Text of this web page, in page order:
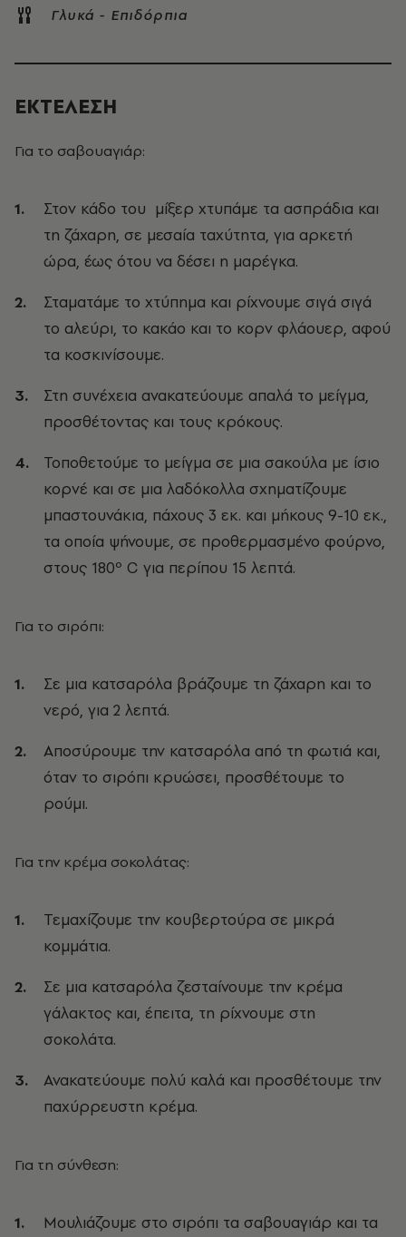
Γλυκά - Επιδόρπια
ΕΚΤΕΛΕΣΗ
Για το σαβουαγιάρ:
Στον κάδο του μίξερ χτυπάμε τα ασπράδια και
τη ζάχαρη, σε μεσαία ταχύτητα, για αρκετή
ώρα, έως ότου να δέσει η μαρέγκα.
Σταματάμε το χτύπημα και ρίχνουμε σιγά σιγά
το αλεύρι, το κακάο και το κορν φλάουερ, αφού
τα κοσκινίσουμε.
Στη συνέχεια ανακατεύουμε απαλά το μείγμα,
προσθέτοντας και τους κρόκους.
Τοποθετούμε το μείγμα σε μια σακούλα με ίσιο
κορνέ και σε μια λαδόκολλα σχηματίζουμε
μπαστουνάκια, πάχους 3 εκ. και μήκους 9-10 εκ.,
τα οποία ψήνουμε, σε προθερμασμένο φούρνο,
στους 180º C για περίπου 15 λεπτά.
Για το σιρόπι:
Σε μια κατσαρόλα βράζουμε τη ζάχαρη και το
νερό, για 2 λεπτά.
Αποσύρουμε την κατσαρόλα από τη φωτιά και,
όταν το σιρόπι κρυώσει, προσθέτουμε το
ρούμι.
Για την κρέμα σοκολάτας:
Τεμαχίζουμε την κουβερτούρα σε μικρά
κομμάτια.
Σε μια κατσαρόλα ζεσταίνουμε την κρέμα
γάλακτος και, έπειτα, τη ρίχνουμε στη
σοκολάτα.
Ανακατεύουμε πολύ καλά και προσθέτουμε την
παχύρρευστη κρέμα.
Για τη σύνθεση:
Μουλιάζουμε στο σιρόπι τα σαβουαγιάρ και τα